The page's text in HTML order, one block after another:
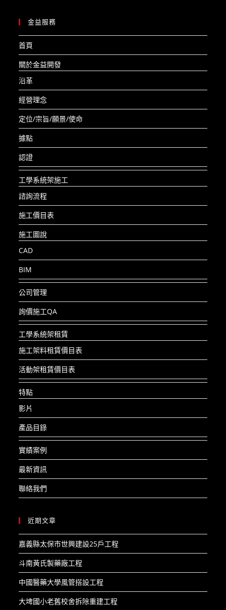
金益服務
首頁
關於金益開發
沿革
經營理念
定位/宗旨/願景/使命
據點
認證
工學系統架施工
諮詢流程
施工價目表
施工圖說
CAD
BIM
公司管理
詢價施工QA
工學系統架租賃
施工架料租賃價目表
活動架租賃價目表
特點
影片
產品目錄
實績案例
最新資訊
聯絡我們
近期文章
嘉義縣太保市世興建設25戶工程​
斗南黃氏製藥廠工程​
中國醫藥大學風管搭設工程​
大埤國小老舊校舍拆除重建工程​